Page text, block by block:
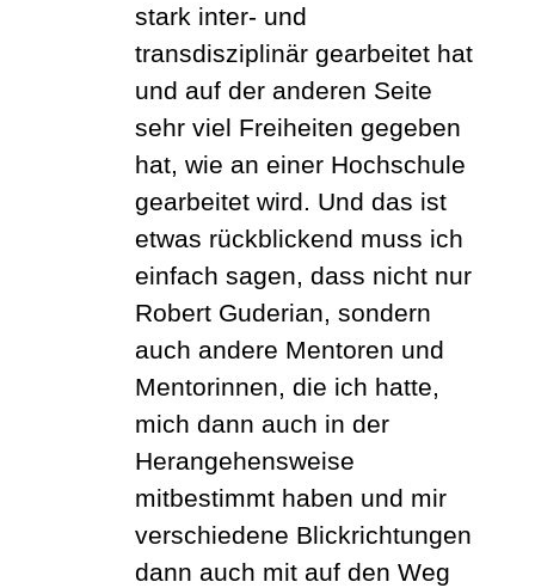
stark inter- und
transdisziplinär gearbeitet hat
und auf der anderen Seite
sehr viel Freiheiten gegeben
hat, wie an einer Hochschule
gearbeitet wird. Und das ist
etwas rückblickend muss ich
einfach sagen, dass nicht nur
Robert Guderian, sondern
auch andere Mentoren und
Mentorinnen, die ich hatte,
mich dann auch in der
Herangehensweise
mitbestimmt haben und mir
verschiedene Blickrichtungen
dann auch mit auf den Weg